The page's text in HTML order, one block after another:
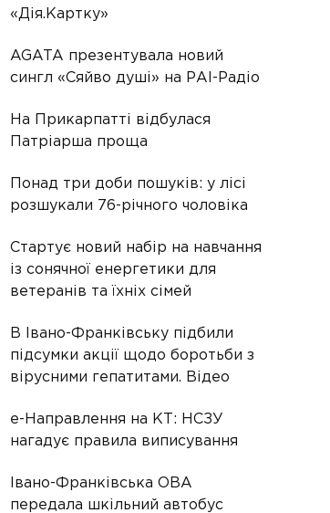
«Дія.Картку»
AGATA презентувала новий
сингл «Сяйво душі» на РАІ-Радіо
На Прикарпатті відбулася
Патріарша проща
Понад три доби пошуків: у лісі
розшукали 76-річного чоловіка
Стартує новий набір на навчання
із сонячної енергетики для
ветеранів та їхніх сімей
В Івано-Франківську підбили
підсумки акції щодо боротьби з
вірусними гепатитами. Відео
е-Направлення на КТ: НСЗУ
нагадує правила виписування
Івано-Франківська ОВА
передала шкільний автобус